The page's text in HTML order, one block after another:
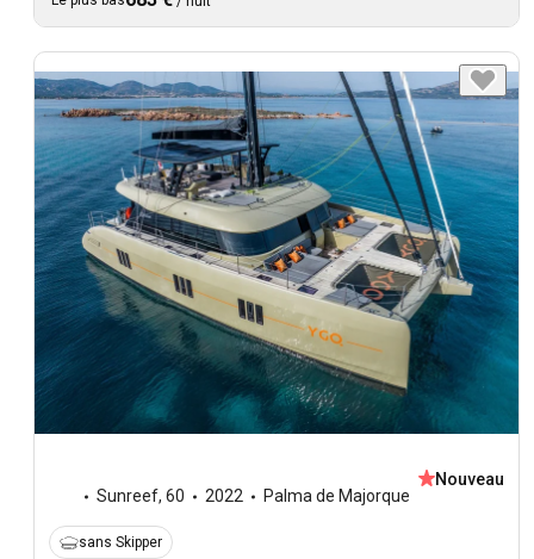
Sunreef, 60 2022 Palma de Majorque
Nouveau
sans Skipper